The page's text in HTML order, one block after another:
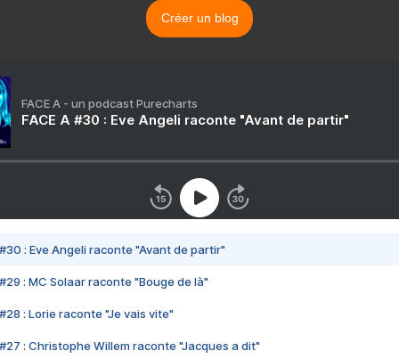
Créer un blog
FACE A - un podcast Purecharts
FACE A #30 : Eve Angeli raconte "Avant de partir"
#30 : Eve Angeli raconte "Avant de partir"
#29 : MC Solaar raconte "Bouge de là"
#28 : Lorie raconte "Je vais vite"
#27 : Christophe Willem raconte "Jacques a dit"